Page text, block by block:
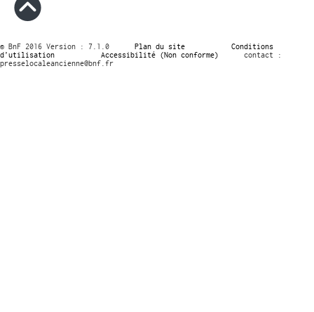
© BnF 2016 Version : 7.1.0 Plan du site
Conditions
d’utilisation
Accessibilité (Non conforme)
contact :
presselocaleancienne@bnf.fr